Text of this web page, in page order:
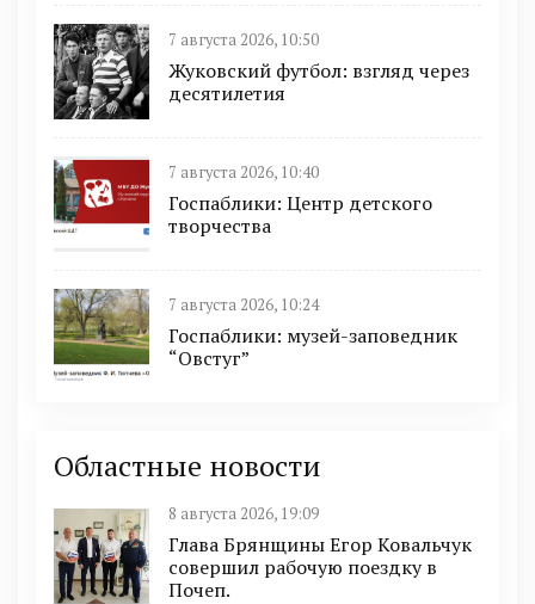
7 августа 2026, 10:50
Жуковский футбол: взгляд через
десятилетия
7 августа 2026, 10:40
Госпаблики: Центр детского
творчества
7 августа 2026, 10:24
Госпаблики: музей-заповедник
“Овстуг”
Областные новости
8 августа 2026, 19:09
Глава Брянщины Егор Ковальчук
совершил рабочую поездку в
Почеп.